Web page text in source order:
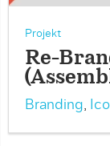
Projekt
Re-
Branding,